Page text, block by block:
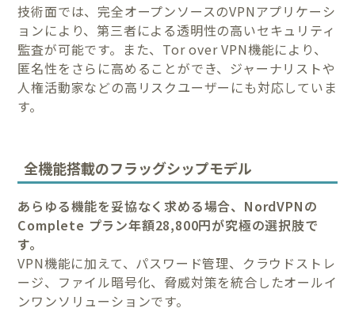
技術面では、完全オープンソースのVPNアプリケーシ
ョンにより、第三者による透明性の高いセキュリティ
監査が可能です。また、Tor over VPN機能により、
匿名性をさらに高めることができ、ジャーナリストや
人権活動家などの高リスクユーザーにも対応していま
す。
全機能搭載のフラッグシップモデル
あらゆる機能を妥協なく求める場合、NordVPNの
Complete プラン年額28,800円が究極の選択肢で
す。
VPN機能に加えて、パスワード管理、クラウドストレ
ージ、ファイル暗号化、脅威対策を統合したオールイ
ンワンソリューションです。